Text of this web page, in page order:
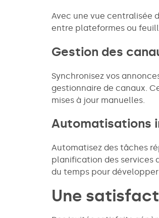
Avec une vue centralisée
entre plateformes ou
Gestion des
Synchronisez vos
gestionnaire de canaux.
mises à jour manuelles.
Automatisations
Automatisez des tâches
planification des services
du temps pour
Une